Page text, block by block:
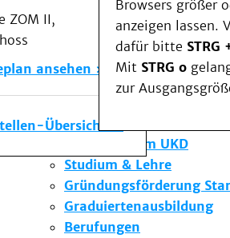
ZOM II,
ansehen
Übersicht
Browsers größer
anzeigen lassen.
dafür bitte STRG
Mit STRG o
zur
Veranstaltungen
Kommunikation im
Notfall
Forschung & Lehre
Die Institute des UKD
Forschung am UKD
Studium & Lehre
Gründungsförderung
Graduiertenausbildung
Berufungen